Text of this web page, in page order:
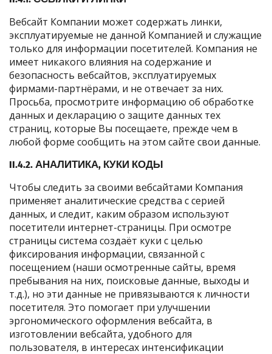
Вебсайт Компании может содержать линки,
эксплуатируемые не данной Компанией и служащие
только для информации посетителей. Компания не
имеет никакого влияния на содержание и
безопасность вебсайтов, эксплуатируемых
фирмами-партнёрами, и не отвечает за них.
Просьба, просмотрите информацию об обработке
данных и декларацию о защите данных тех
страниц, которые Вы посещаете, прежде чем в
любой форме сообщить на этом сайте свои данные.
II.4.2. АНАЛИТИКА, КУКИ КОДЫ
Чтобы следить за своими вебсайтами Компания
применяет аналитические средства с серией
данных, и следит, каким образом используют
посетители интернет-страницы. При осмотре
страницы система создаёт куки с целью
фиксирования информации, связанной с
посещением (наши осмотренные сайты, время
пребывания на них, поисковые данные, выходы и
т.д.), но эти данные не привязываются к личности
посетителя. Это помогает при улучшении
эргономического оформления вебсайта, в
изготовлении вебсайта, удобного для
пользователя, в интересах интенсификации